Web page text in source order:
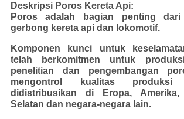
Deskripsi Poros Kereta Api:
Poros adalah bagian penting
gerbong kereta api dan lokomotif.
Komponen kunci untuk
telah berkomitmen untuk
penelitian dan pengembangan
mengontrol kualitas produksi
didistribusikan di Eropa,
Selatan dan negara-negara lain.